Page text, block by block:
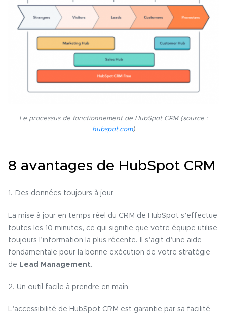
Le processus de fonctionnement de HubSpot CRM (source :
hubspot.com)
8 avantages de HubSpot CRM
1. Des données toujours à jour
La mise à jour en temps réel du CRM de HubSpot s’effectue
toutes les 10 minutes, ce qui signifie que votre équipe utilise
toujours l’information la plus récente. Il s’agit d’une aide
fondamentale pour la bonne exécution de votre stratégie
de Lead Management.
2. Un outil facile à prendre en main
L’accessibilité de HubSpot CRM est garantie par sa facilité